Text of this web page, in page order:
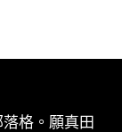
格。願真田